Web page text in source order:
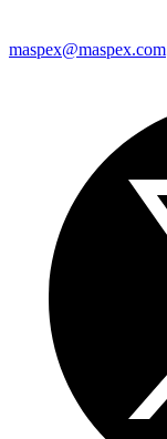
maspex@maspex.com